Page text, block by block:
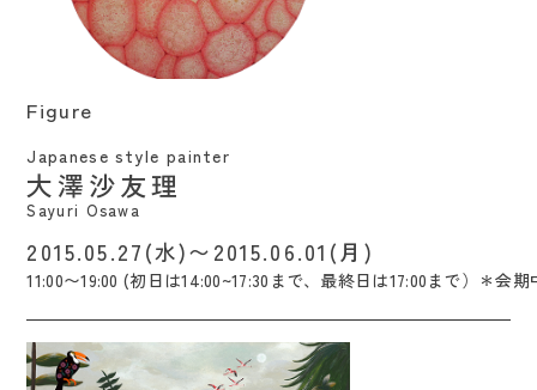
Figure
Japanese style painter
大澤沙友理
Sayuri Osawa
2015.05.27(水)〜2015.06.01(月)
11:00〜19:00 (初日は14:00~17:30まで、最終日は17:00まで）＊会期